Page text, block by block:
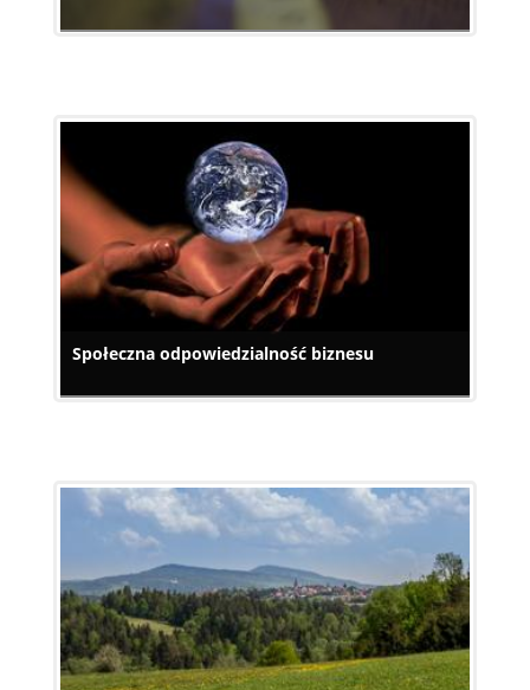
Społeczna odpowiedzialność biznesu